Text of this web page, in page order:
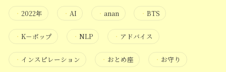
・ 2022年 ・ AI ・ anan ・ BTS
・ K－ポップ ・NLP ・ アドバイス
・ インスピレーション ・ おとめ座 ・ お守り